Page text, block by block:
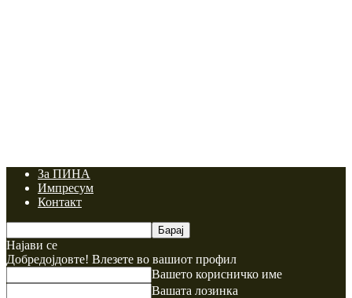
За ПИНА
Импресум
Контакт
Најави се
Добредојдовте! Влезете во вашиот профил
Вашето корисничко име
Вашата лозинка